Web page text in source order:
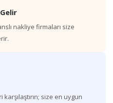
nakliye firmaları size
size en uygun